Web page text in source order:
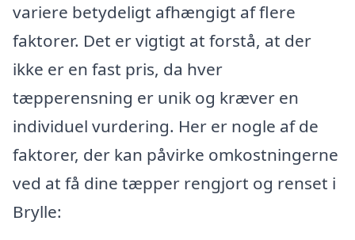
variere betydeligt afhængigt af flere
faktorer. Det er vigtigt at forstå, at der
ikke er en fast pris, da hver
tæpperensning er unik og kræver en
individuel vurdering. Her er nogle af de
faktorer, der kan påvirke omkostningerne
ved at få dine tæpper rengjort og renset i
Brylle: